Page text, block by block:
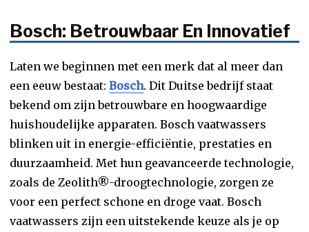
Bosch: Betrouwbaar En Innovatief
Laten we beginnen met een merk dat al meer dan
een eeuw bestaat:Bosch. Dit Duitse bedrijf staat
bekend om zijn betrouwbare en hoogwaardige
huishoudelijke apparaten. Bosch vaatwassers
blinken uit in energie-efficiëntie, prestaties en
duurzaamheid. Met hun geavanceerde technologie,
zoals de Zeolith®-droogtechnologie, zorgen ze
voor een perfect schone en droge vaat. Bosch
vaatwassers zijn een uitstekende keuze als je op